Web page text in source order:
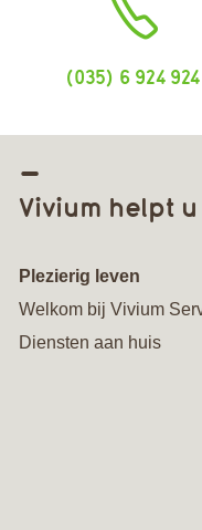
(035) 6 924 924
Vivium helpt
Plezierig leven
Welkom bij Vivium
Diensten aan huis